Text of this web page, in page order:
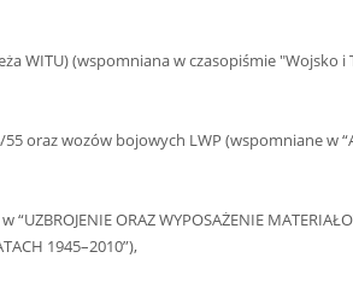
WITU) (wspomniana w czasopiśmie "Wojsko
oraz wozów bojowych LWP (wspomniane w
ORAZ WYPOSAŻENIE
1945–2010”),